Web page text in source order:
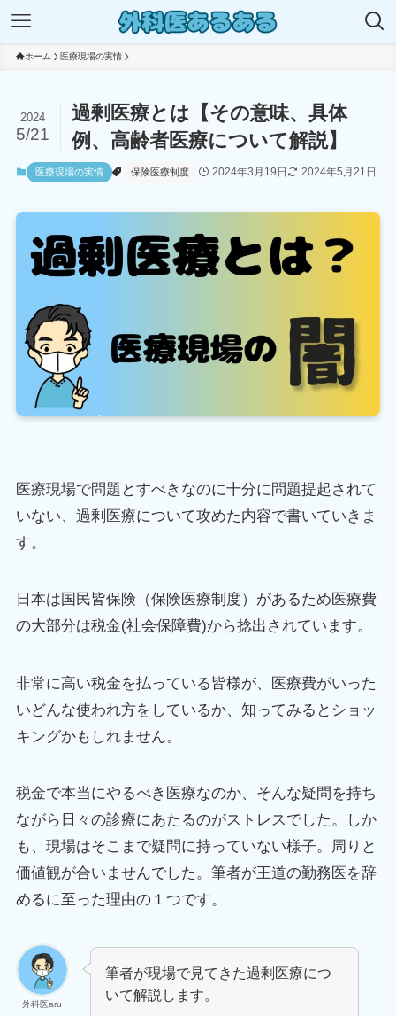
ホーム 医療現場の実情
過剰医療とは【その意味、具体
例、高齢者医療について解説】
2024
5/21
医療現場の実情 保険医療制度 2024年3月19日 2024年5月21日
医療現場で問題とすべきなのに十分に問題提起されて
いない、過剰医療について攻めた内容で書いていきま
す。
日本は国民皆保険（保険医療制度）があるため医療費
の大部分は税金(社会保障費)から捻出されています。
非常に高い税金を払っている皆様が、医療費がいった
いどんな使われ方をしているか、知ってみるとショッ
キングかもしれません。
税金で本当にやるべき医療なのか、そんな疑問を持ち
ながら日々の診療にあたるのがストレスでした。しか
も、現場はそこまで疑問に持っていない様子。周りと
価値観が合いませんでした。筆者が王道の勤務医を辞
めるに至った理由の１つです。
外科医aru
筆者が現場で見てきた過剰医療につ
いて解説します。